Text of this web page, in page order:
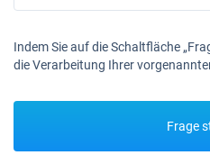
Indem Sie auf die Schaltfläche
die Verarbeitung Ihrer
Frage